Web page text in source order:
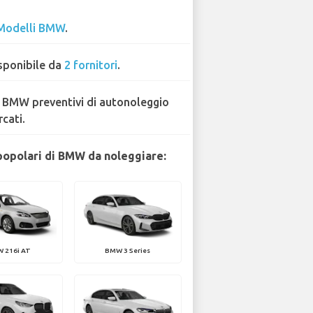
BMW.
da 2 fornitori.
BMW preventivi di autonoleggio
di BMW da noleggiare:
216i AT BMW 3 Series